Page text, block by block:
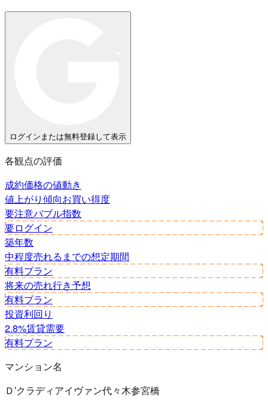
ログインまたは無料登録して表示
各観点の評価
成約価格の値動き
値上がり傾向お買い得度
要注意バブル指数
要ログイン
築年数
中程度売れるまでの想定期間
有料プラン
将来の売れ行き予想
有料プラン
投資利回り
2.8%賃貸需要
有料プラン
マンション名
Ｄ′クラディアイヴァン代々木参宮橋